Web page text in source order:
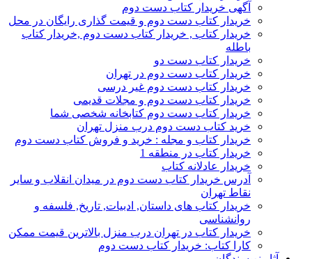
آگهی خریدار کتاب دست دوم
خریدار کتاب دست دوم و قیمت گذاری رایگان در محل
خریدار کتاب , خریدار کتاب دست دوم ,خریدار کتاب
باطله
خریدار کتاب دست دو
خریدار کتاب دست دوم در تهران
خریدار کتاب دست دوم غیر درسی
خریدار کتاب دست دوم و مجلات قدیمی
خریدار کتاب دست دوم کتابخانه شخصی شما
خرید کتاب دست دوم درب منزل تهران
خریدار کتاب و مجله : خرید و فروش کتاب دست دوم
خریدار کتاب در منطقه 1
خریدار عادلانه کتاب
آدرس خریدار کتاب دست دوم در میدان انقلاب و سایر
نقاط تهران
خریدار کتاب های داستان, ادبیات, تاریخ, فلسفه و
روانشناسی
خریدار کتاب در تهران درب منزل بالاترین قیمت ممکن
کارا کتاب: خریدار کتاب دست دوم